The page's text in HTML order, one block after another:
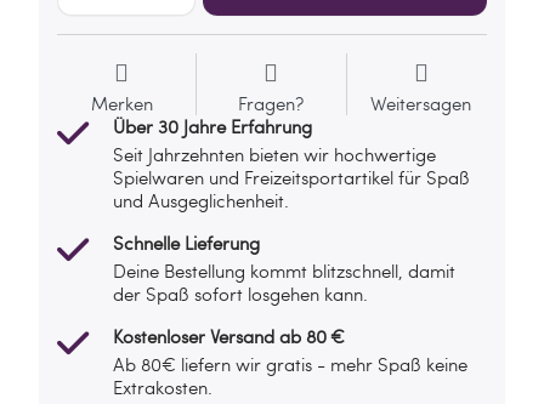
Merken Fragen?
Weitersagen
Über 30 Jahre Erfahrung
Seit Jahrzehnten bieten wir hochwertige
Spielwaren und Freizeitsportartikel für Spaß
und Ausgeglichenheit.
Schnelle Lieferung
Deine Bestellung kommt blitzschnell, damit
der Spaß sofort losgehen kann.
Kostenloser Versand ab 80 €
Ab 80€ liefern wir gratis - mehr Spaß keine
Extrakosten.